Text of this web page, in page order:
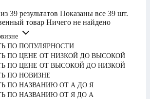
39 результатов Показаны все 39 шт.
товар Ничего не найдено
ПО ПОПУЛЯРНОСТИ
ПО ЦЕНЕ ОТ НИЗКОЙ ДО ВЫСОКОЙ
ПО ЦЕНЕ ОТ ВЫСОКОЙ ДО НИЗКОЙ
ПО НОВИЗНЕ
ПО НАЗВАНИЮ ОТ А ДО Я
ПО НАЗВАНИЮ ОТ Я ДО А